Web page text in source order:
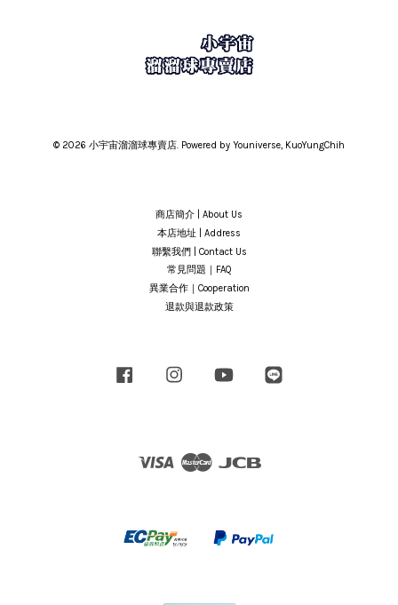
© 2026 小宇宙溜溜球專賣店. Powered by Youniverse, KuoYungChih
商店簡介 | About Us
本店地址 | Address
聯繫我們 | Contact Us
常見問題｜FAQ
異業合作｜Cooperation
退款與退款政策
Facebook Instagram YouTube
Visa Master